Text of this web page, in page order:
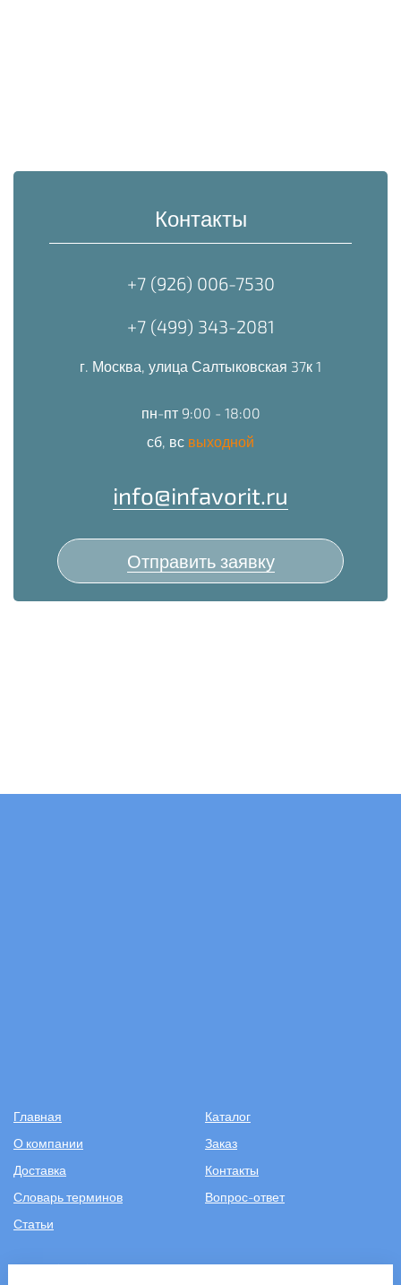
Контакты
+7 (926) 006-7530
+7 (499) 343-2081
г. Москва, улица Салтыковская 37к 1
пн-пт 9:00 - 18:00
сб, вс выходной
info@infavorit.ru
Отправить заявку
Главная
Каталог
О компании
Заказ
Доставка
Контакты
Словарь терминов
Вопрос-ответ
Статьи
+7 (499) 343-2081